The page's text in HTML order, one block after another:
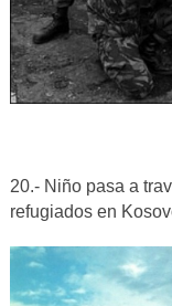
20.- Niño pasa a
refugiados en